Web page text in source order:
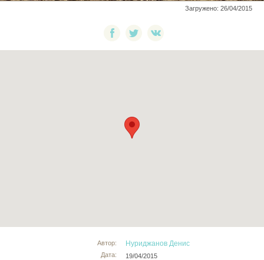
Загружено: 26/04/2015
Автор:
Дата:
Нуриджанов Денис
19/04/2015